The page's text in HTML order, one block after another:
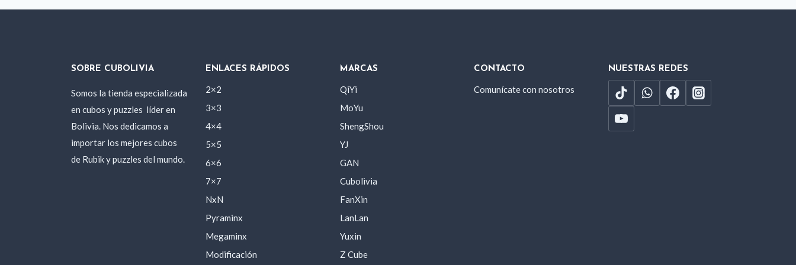
SOBRE CUBOLIVIA
Somos la tienda especializada
en cubos y puzzles líder en
Bolivia. Nos dedicamos a
importar los mejores cubos
de Rubik y puzzles del mundo.
ENLACES RÁPIDOS
2×2
3×3
4×4
5×5
6×6
7×7
NxN
Pyraminx
Megaminx
Modificación
MARCAS
QiYi
MoYu
ShengShou
YJ
GAN
Cubolivia
FanXin
LanLan
Yuxin
Z Cube
CONTACTO
Comunícate con nosotros
NUESTRAS REDES